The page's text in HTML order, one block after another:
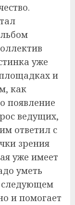
уже
и
как
появление
ведущих,
ответил с
зрения
уже имеет
уметь
следующем
и помогает